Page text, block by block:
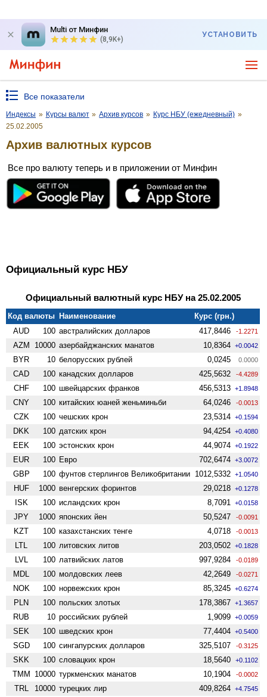
Multi от Минфин
(8,9K+)
УСТАНОВИТЬ
Все показатели
Индексы » Курсы валют » Архив курсов » Курс НБУ (ежедневный) »
25.02.2005
Архив валютных курсов
Все про валюту теперь и в приложении от Минфин
Официальный курс НБУ
Официальный валютный курс НБУ на 25.02.2005
Код валюты Наименование
Курс (грн.)
AUD
100 австралийских долларов 417,8446 -1.2271
AZM 10000 азербайджанских манатов 10,8364 +0.0042
BYR 10 белорусских рублей 0,0245 0.0000
CAD 100 канадских долларов 425,5632 -4.4289
CHF 100 швейцарских франков 456,5313 +1.8948
CNY 100 китайских юаней женьминьби 64,0246 -0.0013
CZK 100 чешских крон 23,5314 +0.1594
DKK 100 датских крон 94,4254 +0.4080
EEK 100 эстонских крон 44,9074 +0.1922
EUR 100 Евро 702,6474 +3.0072
GBP 100 фунтов стерлингов Велико­британии 1012,5332 +1.0540
HUF 1000 венгерских форинтов 29,0218 +0.1278
ISK 100 исландских крон 8,7091 +0.0158
JPY 1000 японских йен 50,5247 -0.0091
KZT 100 казахстанских тенге 4,0718 -0.0013
LTL 100 литовских литов 203,0502 +0.1828
LVL 100 латвийских латов 997,9284 -0.0189
MDL 100 молдовских леев 42,2649 -0.0271
NOK 100 норвежских крон 85,3245 +0.6274
PLN 100 польских злотых 178,3867 +1.3657
RUB 10 российских рублей 1,9099 +0.0059
SEK 100 шведских крон 77,4404 +0.5400
SGD 100 сингапурских долларов 325,5107 -0.3125
SKK 100 словацких крон 18,5640 +0.1102
TMM 10000 туркменских манатов 10,1904 -0.0002
TRL 10000 турецких лир 409,8264 +4.7545